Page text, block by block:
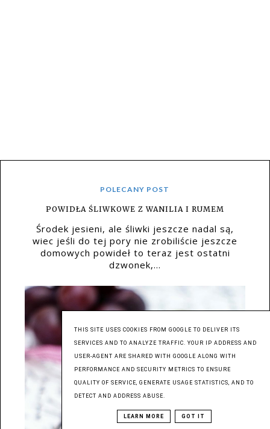
POLECANY POST
POWIDŁA ŚLIWKOWE Z WANILIA I RUMEM
Środek jesieni, ale śliwki jeszcze nadal są,
wiec jeśli do tej pory nie zrobiliście jeszcze
domowych powideł to teraz jest ostatni
dzwonek,...
THIS SITE USES COOKIES FROM GOOGLE TO DELIVER ITS
SERVICES AND TO ANALYZE TRAFFIC. YOUR IP ADDRESS AND
USER-AGENT ARE SHARED WITH GOOGLE ALONG WITH
PERFORMANCE AND SECURITY METRICS TO ENSURE
QUALITY OF SERVICE, GENERATE USAGE STATISTICS, AND TO
DETECT AND ADDRESS ABUSE.
LEARN MORE GOT IT